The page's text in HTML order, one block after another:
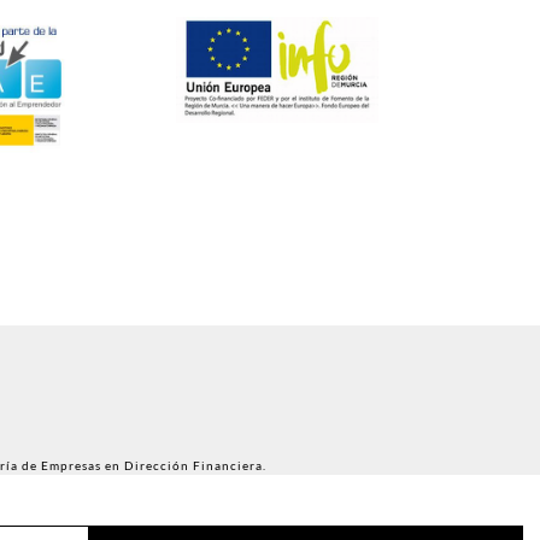
de Empresas en Dirección Financiera.
Colegio de Abogados de Murcia.